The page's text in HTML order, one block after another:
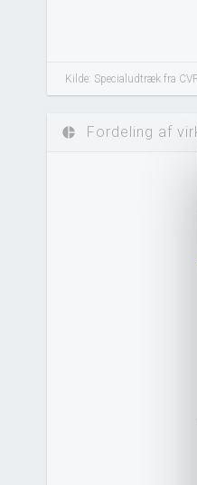
Kilde: Specialudtræk fra
pie_chart Fordeling af